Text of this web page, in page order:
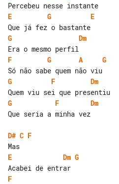
E
G
E
G
Dm
F
G A
G
G
F
Dm
G
F
Dm
Que seria a minha vez
D# C F
E
Dm G
F